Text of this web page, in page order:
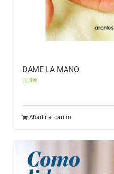
DAME LA MANO
0,00€
Añadir al carrito